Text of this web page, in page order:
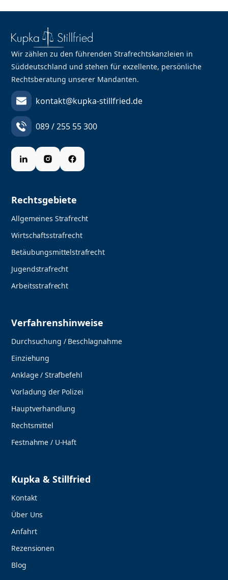
Wir zählen zu den führenden Strafrechtskanzleien in
Süddeutschland und stehen für exzellente, persönliche
Rechtsberatung unserer Mandanten.
kontakt@kupka-stillfried.de
089 / 255 55 300
Rechtsgebiete
Allgemeines Strafrecht
Wirtschaftsstrafrecht
Betäubungsmittelstrafrecht
Jugendstrafrecht
Arbeitsstrafrecht
Verfahrenshinweise
Durchsuchung / Beschlagnahme
Einziehung
Anklage / Strafbefehl
Vorladung der Polizei
Hauptverhandlung
Rechtsmittel
Festnahme / U-Haft
Kupka & Stillfried
Kontakt
Über Uns
Anfahrt
Rezensionen
Blog